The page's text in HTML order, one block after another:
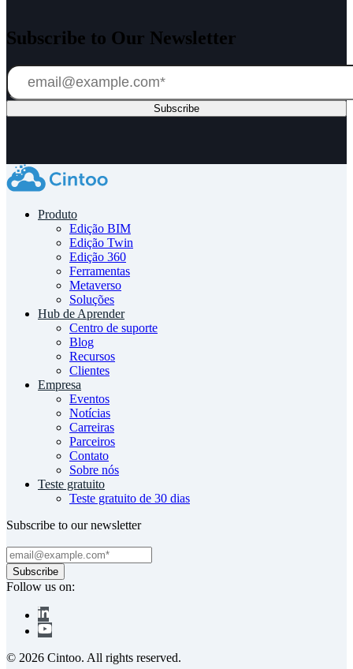
Subscribe to Our Newsletter
Produto
Edição BIM
Edição Twin
Edição 360
Ferramentas
Metaverso
Soluções
Hub de Aprender
Centro de suporte
Blog
Recursos
Clientes
Empresa
Eventos
Notícias
Carreiras
Parceiros
Contato
Sobre nós
Teste gratuito
Teste gratuito de 30 dias
Subscribe to our newsletter
Follow us on:
© 2026 Cintoo. All rights reserved.